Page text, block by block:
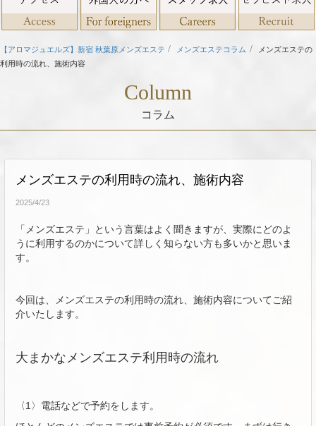
【アロマジュエルズ】新宿 秋葉原メンズエステ メンズエステコラム
メンズエステの
利用時の流れ、施術内容
Column
コラム
メンズエステの利用時の流れ、施術内容
2025/4/23
「メンズエステ」という言葉はよく聞きますが、実際にどのよ
うに利用するのかについて詳しく知らない方も多いかと思いま
す。
今回は、メンズエステの利用時の流れ、施術内容についてご紹
介いたします。
大まかなメンズエステ利用時の流れ
〈1〉電話などで予約をします。